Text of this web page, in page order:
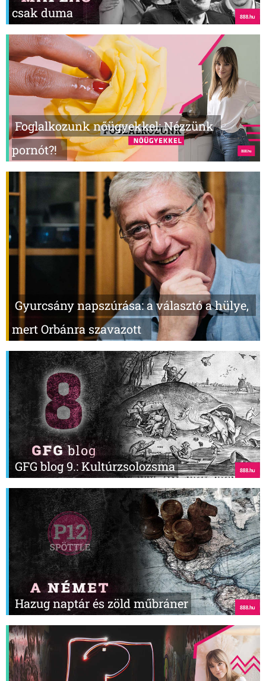
csak duma
Foglalkozunk nőügyekkel: Nézzünk
pornót?!
Gyurcsány napszúrása: a választó a hülye,
mert Orbánra szavazott
GFG blog 9.: Kultúrzsolozsma
Hazug naptár és zöld műbráner